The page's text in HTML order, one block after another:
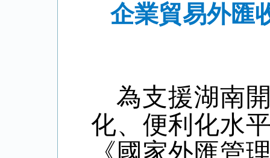
企業貿易外匯
為支援湖南
化、便利化水